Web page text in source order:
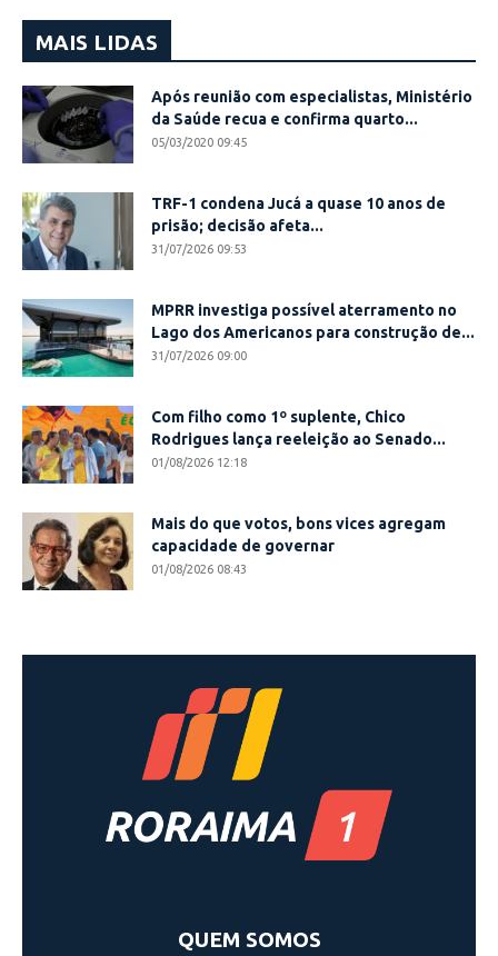
MAIS LIDAS
Após reunião com especialistas, Ministério
da Saúde recua e confirma quarto...
05/03/2020 09:45
TRF-1 condena Jucá a quase 10 anos de
prisão; decisão afeta...
31/07/2026 09:53
MPRR investiga possível aterramento no
Lago dos Americanos para construção de...
31/07/2026 09:00
Com filho como 1º suplente, Chico
Rodrigues lança reeleição ao Senado...
01/08/2026 12:18
Mais do que votos, bons vices agregam
capacidade de governar
01/08/2026 08:43
QUEM SOMOS